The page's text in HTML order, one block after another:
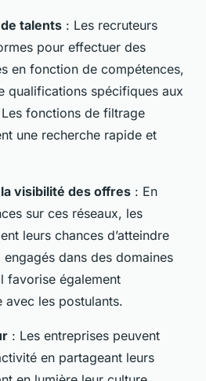
talents : Les recruteurs
pour effectuer des
en fonction de compétences,
qualifications spécifiques aux
fonctions de filtrage
une recherche rapide et
visibilité des offres : En
sur ces réseaux, les
leurs chances d’atteindre
dans des domaines
favorise également
avec les postulants.
: Les entreprises peuvent
en partageant leurs